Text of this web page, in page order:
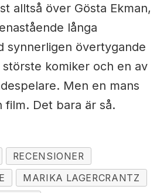
alltså över Gösta Ekman,
långa
synnerligen övertygande
komiker och en av
Men en mans
film. Det bara är så.
RECENSIONER
MARIKA LAGERCRANTZ